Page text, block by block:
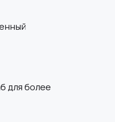
для более